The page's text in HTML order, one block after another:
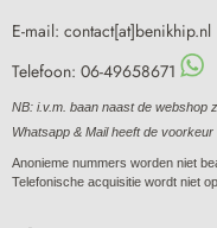
E-mail: contact[at]benikhip.nl
Telefoon: 06-49658671
NB: i.v.m. baan naast de webshop
Whatsapp & Mail heeft de voorkeur
Anonieme nummers worden niet
Telefonische acquisitie wordt niet